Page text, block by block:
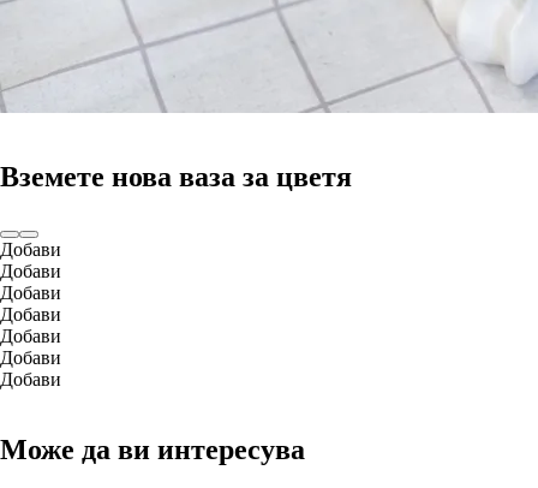
Вземете нова ваза за цветя
Добави
Добави
Добави
Добави
Добави
Добави
Добави
Може да ви интересува